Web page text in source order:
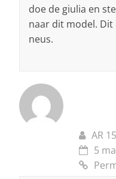
doe de giulia en
naar dit model.
neus.
AR
5